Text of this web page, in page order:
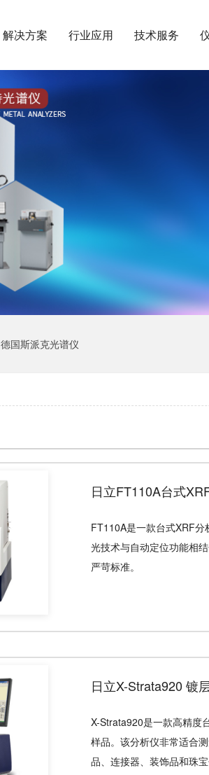
解决方案 行业应用 技术服务
德国斯派克光谱仪
日立FT110A台式
FT110A是一款台式XRF
光技术与自动定位功能相
严苛标准。
日立X-Strata920 镀
X-Strata920是一款高精度
样品。该分析仪非常适合
品、连接器、装饰品和珠